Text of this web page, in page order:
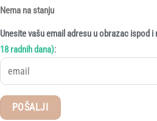
Nema na stanju
Unesite vašu email adresu u obrazac ispod
18 radnih dana):